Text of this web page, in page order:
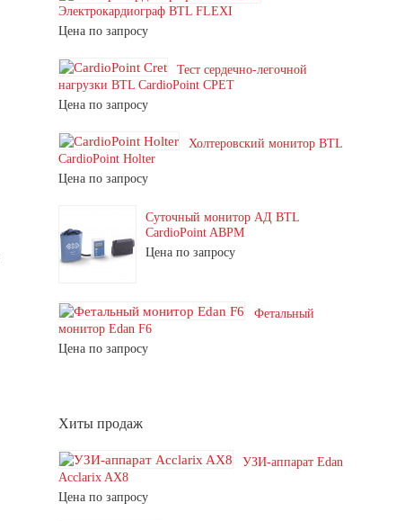
Электрокардиограф BTL FLEXI
Цена по запросу
Тест сердечно-легочной
нагрузки BTL CardioPoint CPET
Цена по запросу
Холтеровский монитор BTL
CardioPoint Holter
Цена по запросу
Суточный монитор АД BTL
CardioPoint ABPM
Цена по запросу
Фетальный
монитор Edan F6
Цена по запросу
Хиты продаж
УЗИ-аппарат Edan
Acclarix AX8
Цена по запросу